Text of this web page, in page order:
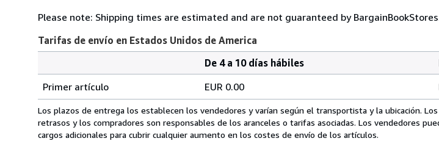
Please note: Shipping times are estimated and are not guaranteed by
Tarifas de envío en Estados Unidos de America
de
envío
en
Estados
pedido
De 4 a 10 días hábiles
Primer artículo
EUR 0.00
Los plazos de entrega los establecen los vendedores y varían según el transportista y la ubicación.
retrasos y los compradores son responsables de los aranceles o tarifas asociadas. Los vendedores
cargos adicionales para cubrir cualquier aumento en los costes de envío de los artículos.